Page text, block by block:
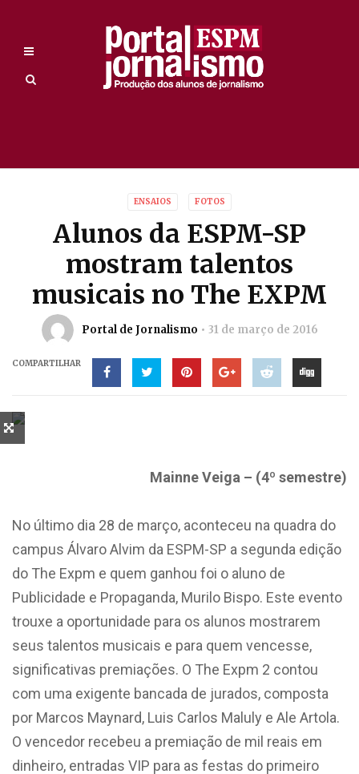
ENSAIOS FOTOS
Alunos da ESPM-SP
mostram talentos
musicais no The EXPM
Portal de Jornalismo 31 de março de 2016
COMPARTILHAR
Mainne Veiga – (4º semestre)
No último dia 28 de março, aconteceu na quadra do
campus Álvaro Alvim da ESPM-SP a segunda edição
do The Expm e quem ganhou foi o aluno de
Publicidade e Propaganda, Murilo Bispo. Este evento
trouxe a oportunidade para os alunos mostrarem
seus talentos musicais e para quem vencesse,
significativas premiações. O The Expm 2 contou
com uma exigente bancada de jurados, composta
por Marcos Maynard, Luis Carlos Maluly e Ale Artola.
O vencedor recebeu a premiação de mil reais em
dinheiro, entradas VIP para as festas do primeiro